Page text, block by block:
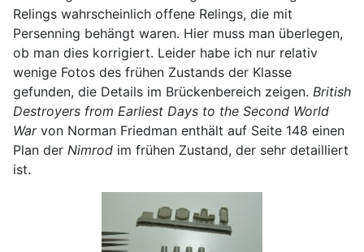
Relings wahrscheinlich offene Relings, die mit
Persenning behängt waren. Hier muss man überlegen,
ob man dies korrigiert. Leider habe ich nur relativ
wenige Fotos des frühen Zustands der Klasse
gefunden, die Details im Brückenbereich zeigen. British
Destroyers from Earliest Days to the Second World
Warvon Norman Friedman enthält auf Seite 148 einen
Plan der Nimrod im frühen Zustand, der sehr detailliert
ist.